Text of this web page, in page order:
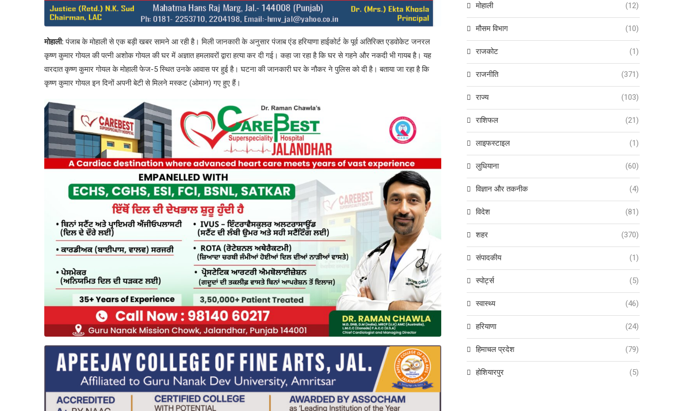
मोहाली:पंजाब के मोहाली से एक बड़ी खबर सामने आ रही है। मिली जानकारी के अनुसार पंजाब एंड हरियाणा हाईकोर्ट के पूर्व अतिरिक्त एडवोकेट जनरल
कृष्ण कुमार गोयल की पत्नी अशोक गोयल की घर में अज्ञात हमलावरों द्वारा हत्या कर दी गई। कहा जा रहा है कि घर से गहने और नकदी भी गायब है। यह
वारदात कृष्ण कुमार गोयल के मोहाली फेज-5 स्थित उनके आवास पर हुई है। घटना की जानकारी घर के नौकर ने पुलिस को दी है। बताया जा रहा है कि
कृष्ण कुमार गोयल इन दिनों अपनी बेटी से मिलने मस्कट (ओमान) गए हुए हैं।
मोहाली (12)
मौसम विभाग (10)
राजकोट (1)
राजनीति (371)
राज्य (103)
राशिफल (21)
लाइफस्टाइल (1)
लुधियाना (60)
विज्ञान और तकनीक (4)
विदेश (81)
शहर (370)
संपादकीय (1)
स्पोर्ट्स (5)
स्वास्थ्य (46)
हरियाणा (24)
हिमाचल प्रदेश (79)
होशियारपुर (5)